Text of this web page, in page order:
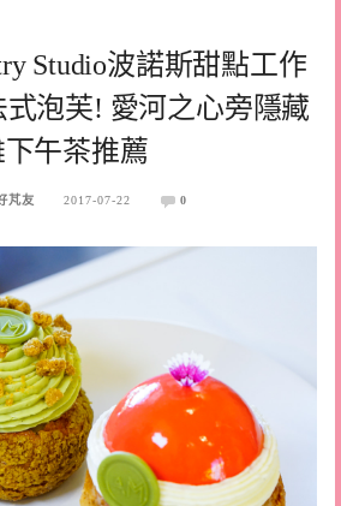
Studio波諾斯甜點工作
泡芙! 愛河之心旁隱藏
午茶推薦
芃友 2017-07-22 0